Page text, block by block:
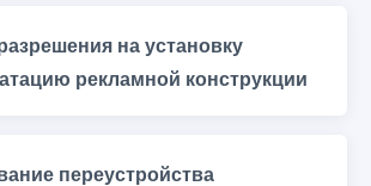
на установку
рекламной конструкции
переустройства